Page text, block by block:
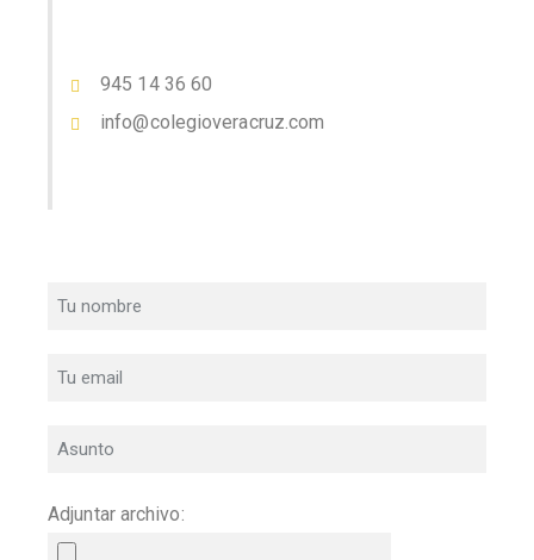
945 14 36 60
info@colegioveracruz.com
Adjuntar archivo: